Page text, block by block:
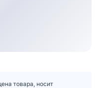
товара, носит